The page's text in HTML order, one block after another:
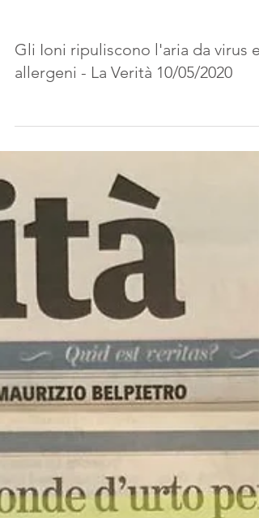
Gli Ioni ripuliscono l'aria da virus e
allergeni - La Verità 10/05/2020